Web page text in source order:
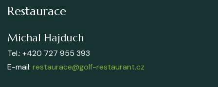
Restaurace
Michal Hajduch
Tel.: +420 727 955 393
E-mail: restaurace@golf-restaurant.cz